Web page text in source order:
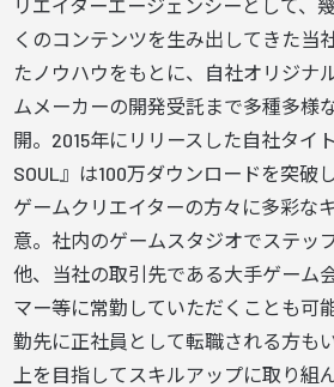
リエイターエージェンシーとして、
くのコンテンツを生み出してきた当
たノウハウをもとに、自社オリジナ
ムメーカーの開発受託まで多種多様
開。2015年にリリースした自社タイ
SOUL』は100万ダウンロードを突破
ゲームクリエイターの方々に多彩な
意。社内のゲームスタジオでステッ
他、当社の取引先である大手ゲーム
マー等に常勤していただくことも可
勤先に正社員として転職される方も
上を目指してスキルアップに取り組